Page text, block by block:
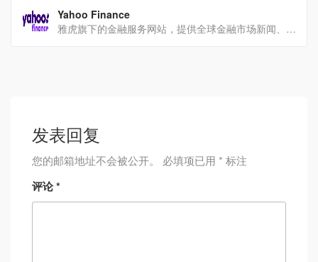
Yahoo Finance
雅虎旗下的金融服务网站，提供全球金融市场新闻、股票行情和财务数据。平台内容丰富的金融市场数据：涵盖股票、债[…]
发表回复
您的邮箱地址不会被公开。 必填项已用 * 标注
评论*